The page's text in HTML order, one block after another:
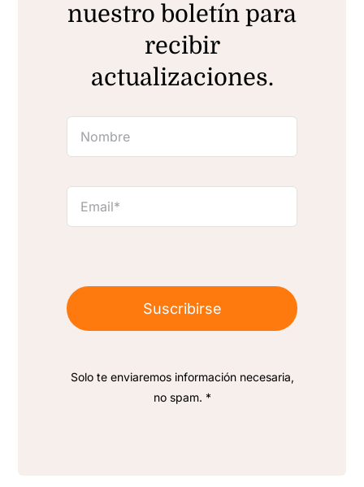
nuestro boletín para
recibir
actualizaciones.
Suscribirse
Solo te enviaremos información necesaria,
no spam. *